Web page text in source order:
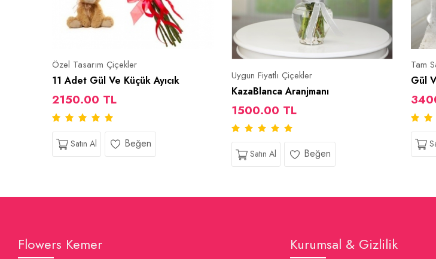
Özel Tasarım Çiçekler
11 Adet Gül Ve Küçük Ayıcık
2150.00 TL
Satın Al Beğen
Uygun Fiyatlı Çiçekler
KazaBlanca Aranjmanı
1500.00 TL
Satın Al Beğen
Tam
Gül
Flowers Kemer Kurumsal & Gizlilik